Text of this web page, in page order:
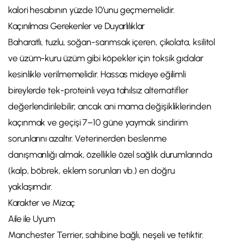
kalori hesabının yüzde 10’unu geçmemelidir.
Kaçınılması Gerekenler ve Duyarlılıklar
Baharatlı, tuzlu, soğan-sarımsak içeren, çikolata, ksilitol
ve üzüm-kuru üzüm gibi köpekler için toksik gıdalar
kesinlikle verilmemelidir. Hassas mideye eğilimli
bireylerde tek-proteinli veya tahılsız alternatifler
değerlendirilebilir; ancak ani mama değişikliklerinden
kaçınmak ve geçişi 7–10 güne yaymak sindirim
sorunlarını azaltır. Veterinerden beslenme
danışmanlığı almak, özellikle özel sağlık durumlarında
(kalp, böbrek, eklem sorunları vb.) en doğru
yaklaşımdır.
Karakter ve Mizaç
Aile ile Uyum
Manchester Terrier, sahibine bağlı, neşeli ve tetiktir.